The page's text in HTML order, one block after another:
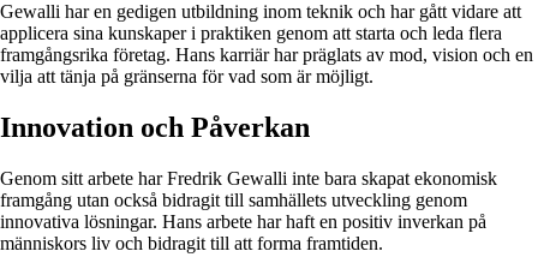
Gewalli har en gedigen utbildning inom teknik och har gått vidare att
applicera sina kunskaper i praktiken genom att starta och leda flera
framgångsrika företag. Hans karriär har präglats av mod, vision och en
vilja att tänja på gränserna för vad som är möjligt.
Innovation och Påverkan
Genom sitt arbete har Fredrik Gewalli inte bara skapat ekonomisk
framgång utan också bidragit till samhällets utveckling genom
innovativa lösningar. Hans arbete har haft en positiv inverkan på
människors liv och bidragit till att forma framtiden.